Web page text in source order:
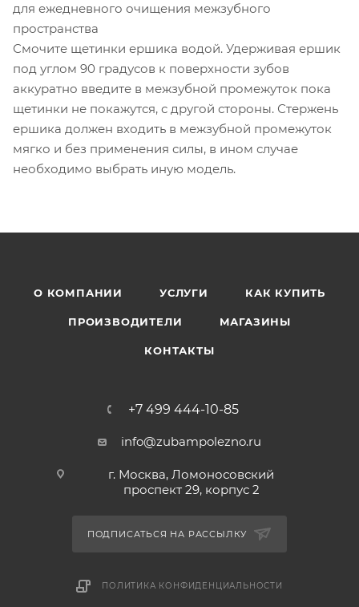
для ежедневного очищения межзубного
пространства
Смочите щетинки ершика водой. Удерживая ершик
под углом 90 градусов к поверхности зубов
аккуратно введите в межзубной промежуток пока
щетинки не покажутся, с другой стороны. Стержень
ершика должен входить в межзубной промежуток
мягко и без применения силы, в ином случае
необходимо выбрать иную модель.
О КОМПАНИИ УСЛУГИ КАК КУПИТЬ
ПРОИЗВОДИТЕЛИ МАГАЗИНЫ
КОНТАКТЫ
+7 499 444-10-85
info@zubampolezno.ru
г. Москва, Ломоносовский
проспект 29, корпус 2
ПОДПИСАТЬСЯ НА РАССЫЛКУ
ПОЛИТИКА КОНФИДЕНЦИАЛЬНОСТИ